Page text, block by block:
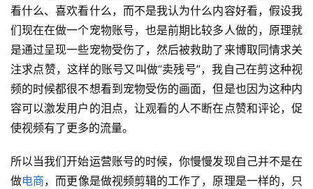
看什么、喜欢看什么，而不是我认为什么内容好看，假设我
们现在在做一个宠物账号，也是前期比较多人做的，原理就
是通过呈现一些宠物受伤了，然后被救助了来博取同情求关
注求点赞，这样的账号又叫做“卖残号”，我自己在剪这种视
频的时候都很不想看到宠物受伤的画面，但是也因为这种内
容可以激发用户的泪点，让观看的人不断在点赞和评论，促
使视频有了更多的流量。
所以当我们开始运营账号的时候，你慢慢发现自己并不是在
做电商，而更像是做视频剪辑的工作了，原理是一样的，只